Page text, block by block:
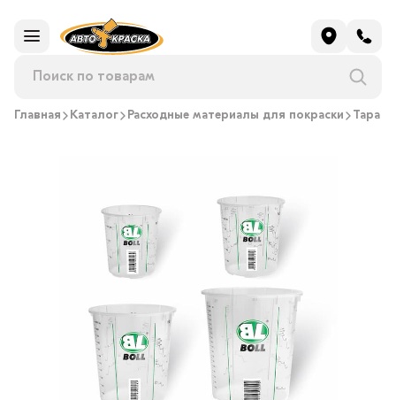
Главная Каталог Расходные материалы для покраски Тара